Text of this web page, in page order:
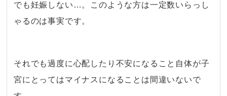
でも妊娠しない…。このような方は一定数いらっし
ゃるのは事実です。
それでも過度に心配したり不安になること自体が子
宮にとってはマイナスになることは間違いないで